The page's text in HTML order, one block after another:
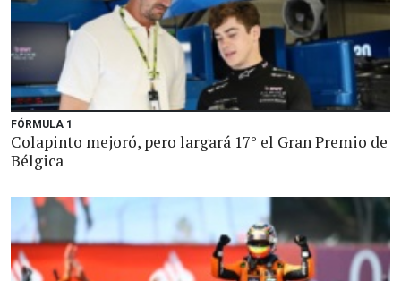
FÓRMULA 1
Colapinto mejoró, pero largará 17° el Gran Premio de
Bélgica